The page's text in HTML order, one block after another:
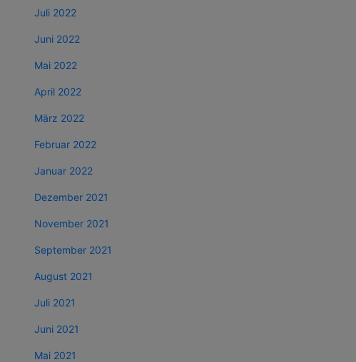
Juli 2022
Juni 2022
Mai 2022
April 2022
März 2022
Februar 2022
Januar 2022
Dezember 2021
November 2021
September 2021
August 2021
Juli 2021
Juni 2021
Mai 2021